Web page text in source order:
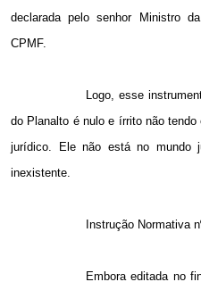
declarada pelo senhor Ministro
CPMF.
Logo, esse
do Planalto é nulo e írrito não
jurídico. Ele não está no
inexistente.
Instrução Normativa
Embora editada no